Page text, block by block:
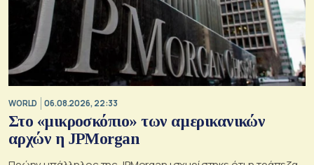
WORLD 06.08.2026, 22:33
Στο «μικροσκόπιο» των αμερικανικών
αρχών η JPMorgan